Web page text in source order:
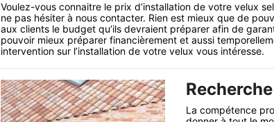
Voulez-vous connaitre le prix d’installation de votre velux
ne pas hésiter à nous contacter. Rien est mieux que de
aux clients le budget qu’ils devraient préparer afin de
pouvoir mieux préparer financièrement et aussi
intervention sur l’installation de votre velux vous intéresse.
La compétence